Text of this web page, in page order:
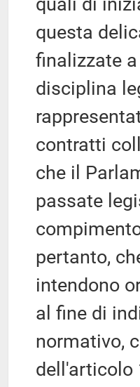
questa
finalizzate
disciplina
contratti
che il
passate
pertanto,
intendono
al fine di
normativo,
dell'articolo